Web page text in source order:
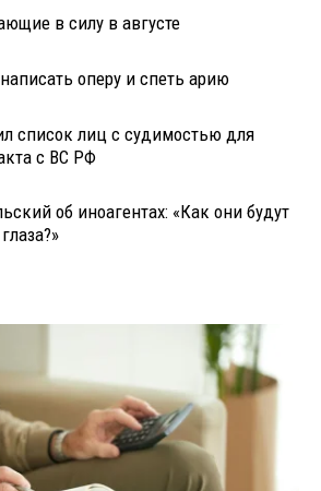
в силу в августе
оперу и спеть арию
список лиц с судимостью для
с ВС РФ
об иноагентах: «Как они будут